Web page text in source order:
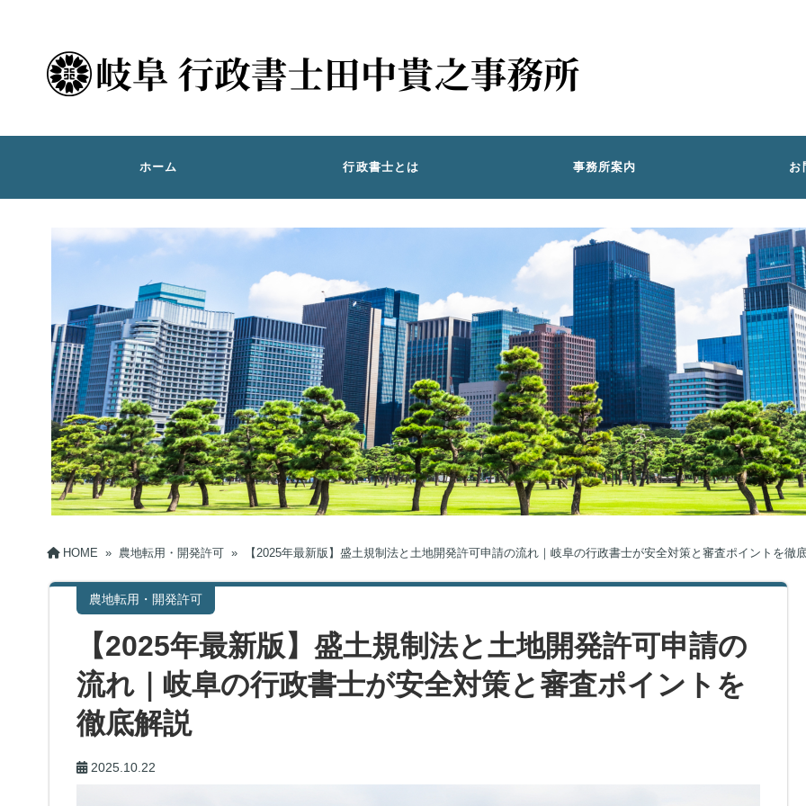
ホーム 行政書士とは 事務所案内 お
HOME » 農地転用・開発許可 » 【2025年最新版】盛土規制法と土地開発許可申請の流れ｜岐阜の行政書士が安全対策と審査ポイントを徹
農地転用・開発許可
【2025年最新版】盛土規制法と土地開発許可申請の
流れ｜岐阜の行政書士が安全対策と審査ポイントを
徹底解説
2025.10.22